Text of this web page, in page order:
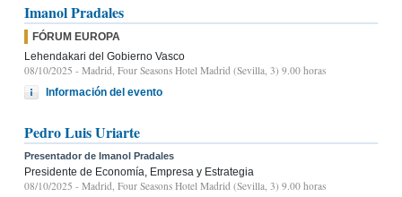
Imanol Pradales
FÓRUM EUROPA
Lehendakari del Gobierno Vasco
08/10/2025 - Madrid, Four Seasons Hotel Madrid (Sevilla, 3) 9.00 horas
Información del evento
Pedro Luis Uriarte
Presentador de Imanol Pradales
Presidente de Economía, Empresa y Estrategia
08/10/2025 - Madrid, Four Seasons Hotel Madrid (Sevilla, 3) 9.00 horas